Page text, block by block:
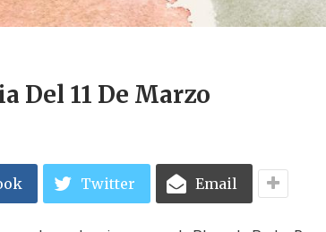
Del 11 De Marzo
Twitter Email